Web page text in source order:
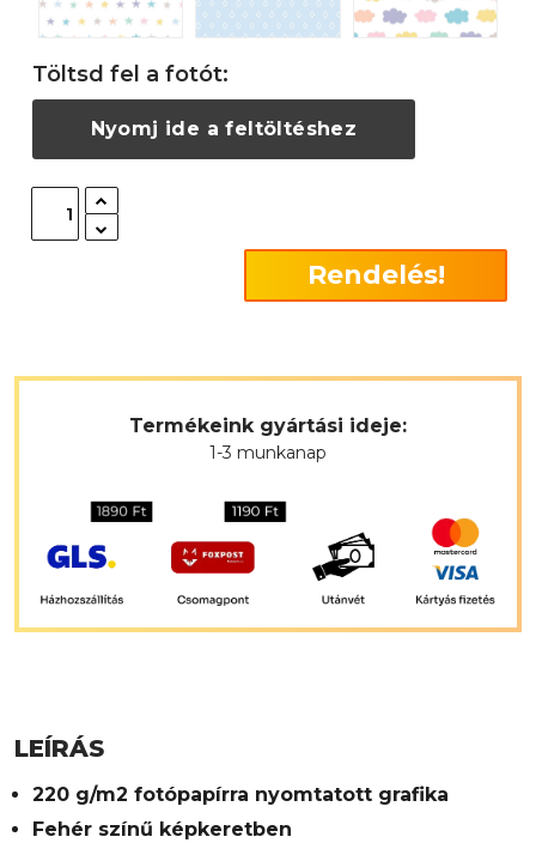
Töltsd fel a fotót:
Nyomj ide a feltöltéshez
Rendelés!
Termékeink gyártási ideje:
1-3 munkanap
LEÍRÁS
220 g/m2 fotópapírra nyomtatott grafika
Fehér színű képkeretben